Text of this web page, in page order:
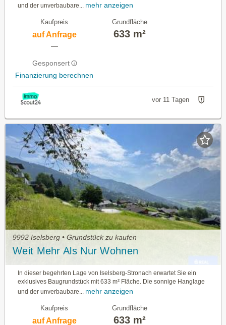
und der unverbaubare...
mehr anzeigen
Kaufpreis
auf Anfrage
—
Gesponsert
Finanzierung berechnen
Grundfläche
633 m²
vor 11 Tagen
9992 Iselsberg • Grundstück zu kaufen
Weit Mehr Als Nur Wohnen
In dieser begehrten Lage von Iselsberg-Stronach erwartet Sie ein
exklusives Baugrundstück mit 633 m² Fläche. Die sonnige Hanglage
und der unverbaubare... mehr anzeigen
Kaufpreis
auf Anfrage
Grundfläche
633 m²